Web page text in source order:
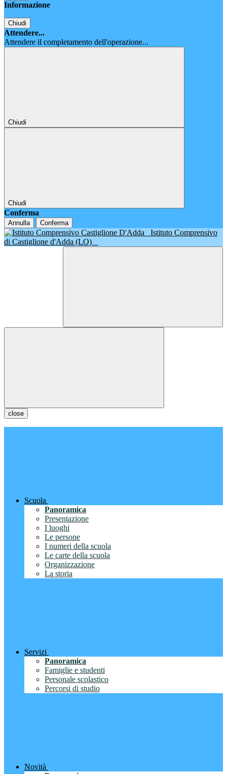
Informazione
Chiudi
Attendere...
Attendere il completamento dell'operazione...
Chiudi
Chiudi
Conferma
Annulla Conferma
Istituto Comprensivo
di Castiglione d'Adda (LO)
close
Scuola
Panoramica
Presentazione
I luoghi
Le persone
I numeri della scuola
Le carte della scuola
Organizzazione
La storia
Servizi
Panoramica
Famiglie e studenti
Personale scolastico
Percorsi di studio
Novità